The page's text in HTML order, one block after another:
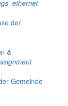
der
&
Gemeinde